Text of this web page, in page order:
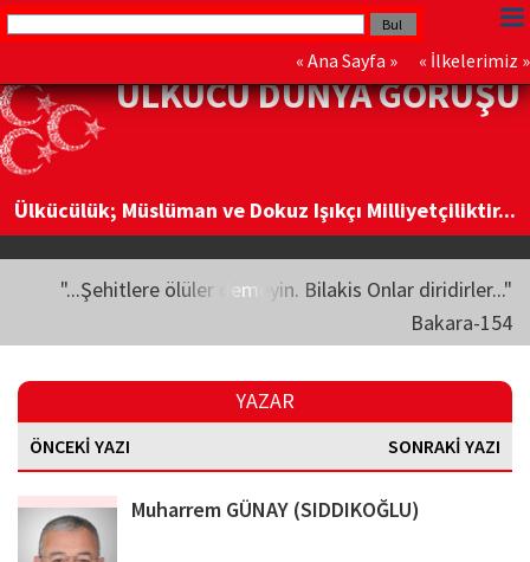
« Ana Sayfa » « İlkelerimiz »
ÜLKÜCÜ DÜNYA GÖRÜŞÜ
Ülkücülük; Müslüman ve Dokuz Işıkçı Milliyetçiliktir...
"...Şehitlere ölüler demeyin. Bilakis Onlar diridirler..."
Bakara-154
YAZAR
ÖNCEKİ YAZI SONRAKİ YAZI
Muharrem GÜNAY (SIDDIKOĞLU)